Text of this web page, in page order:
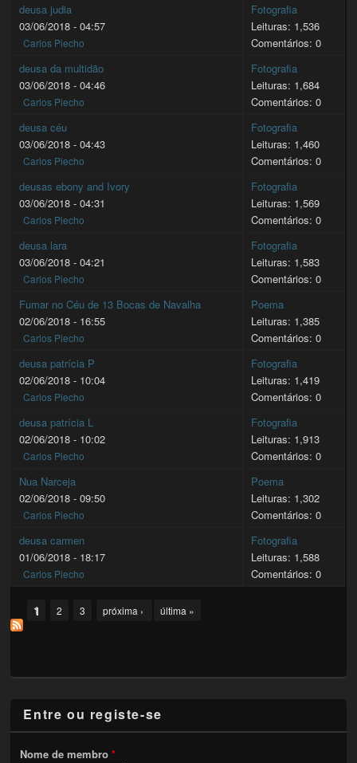
deusa judia
03/06/2018 - 04:57
Carlos Piecho
Fotografia
Leituras: 1,536
Comentários: 0
deusa da multidão
03/06/2018 - 04:46
Carlos Piecho
Fotografia
Leituras: 1,684
Comentários: 0
deusa céu
03/06/2018 - 04:43
Carlos Piecho
Fotografia
Leituras: 1,460
Comentários: 0
deusas ebony and Ivory
03/06/2018 - 04:31
Carlos Piecho
Fotografia
Leituras: 1,569
Comentários: 0
deusa lara
03/06/2018 - 04:21
Carlos Piecho
Fotografia
Leituras: 1,583
Comentários: 0
Fumar no Céu de 13 Bocas de Navalha
02/06/2018 - 16:55
Carlos Piecho
Poema
Leituras: 1,385
Comentários: 0
deusa patrícia P
02/06/2018 - 10:04
Carlos Piecho
Fotografia
Leituras: 1,419
Comentários: 0
deusa patrícia L
02/06/2018 - 10:02
Carlos Piecho
Fotografia
Leituras: 1,913
Comentários: 0
Nua Narceja
02/06/2018 - 09:50
Carlos Piecho
Poema
Leituras: 1,302
Comentários: 0
deusa carmen
01/06/2018 - 18:17
Carlos Piecho
Fotografia
Leituras: 1,588
Comentários: 0
Pages
1 2 3 próxima › última »
Entre ou registe-se
Nome de membro*